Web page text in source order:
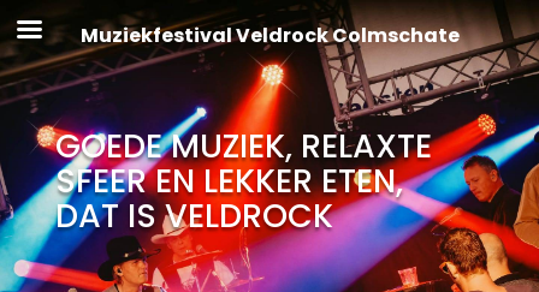
GOEDE MUZIEK, RELAXTE
SFEER EN LEKKER ETEN,
DAT IS VELDROCK
Muziekfestival Veldrock Colmschate